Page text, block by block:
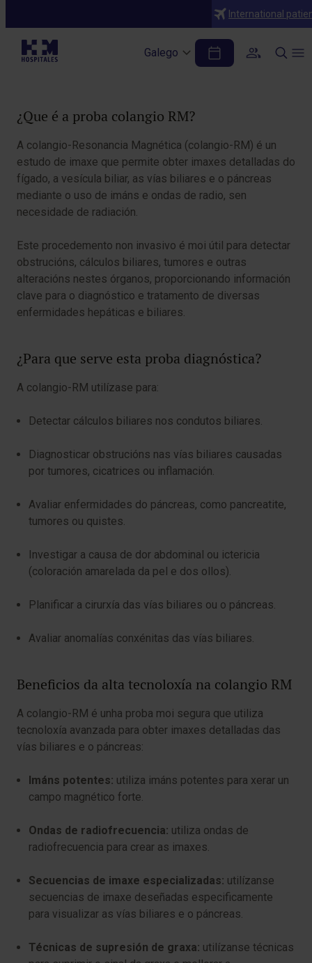
International
Galego
Colangio RM
¿Que é a proba colangio RM?
A colangio-Resonancia Magnética (colangio-RM) é un
estudo de imaxe que permite obter imaxes detalladas do
fígado, a vesícula biliar, as vías biliares e o páncreas
mediante o uso de imáns e ondas de radio, sen
necesidade de radiación.
Este procedemento non invasivo é moi útil para detectar
obstrucións, cálculos biliares, tumores e outras
alteracións nestes órganos, proporcionando información
clave para o diagnóstico e tratamento de diversas
enfermidades hepáticas e biliares.
¿Para que serve esta proba diagnóstica?
A colangio-RM utilízase para:
Detectar cálculos biliares nos condutos biliares.
Diagnosticar obstrucións nas vías biliares causadas
por tumores, cicatrices ou inflamación.
Avaliar enfermidades do páncreas, como pancreatite,
tumores ou quistes.
Investigar a causa de dor abdominal ou ictericia
(coloración amarelada da pel e dos ollos).
Planificar a cirurxía das vías biliares ou o páncreas.
Avaliar anomalías conxénitas das vías biliares.
Beneficios da alta tecnoloxía na colangio RM
A colangio-RM é unha proba moi segura que utiliza
tecnoloxía avanzada para obter imaxes detalladas das
vías biliares e o páncreas:
Imáns potentes: utiliza imáns potentes para xerar un
campo magnético forte.
Ondas de radiofrecuencia: utiliza ondas de
radiofrecuencia para crear as imaxes.
Secuencias de imaxe especializadas: utilízanse
secuencias de imaxe deseñadas especificamente
para visualizar as vías biliares e o páncreas.
Técnicas de supresión de graxa: utilízanse técnicas